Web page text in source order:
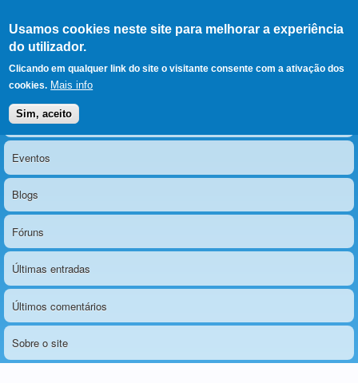
Usamos cookies neste site para melhorar a experiência
do utilizador.
Clicando em qualquer link do site o visitante consente com a ativação dos
cookies. Mais info
Sim, aceito
LERPARAVER , ir para a
página principal
O portal da visão diferente
Menu principal
Notícias
Eventos
Blogs
Fóruns
Últimas entradas
Últimos comentários
Sobre o site